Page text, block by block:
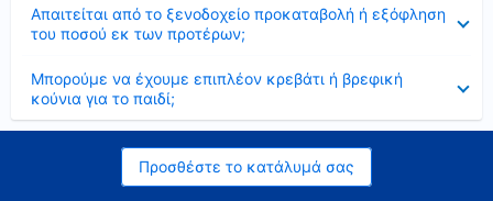
Απαιτείται από το ξενοδοχείο προκαταβολή ή εξόφληση
του ποσού εκ των προτέρων;
Μπορούμε να έχουμε επιπλέον κρεβάτι ή βρεφική
κούνια για το παιδί;
Προσθέστε το κατάλυμά σας